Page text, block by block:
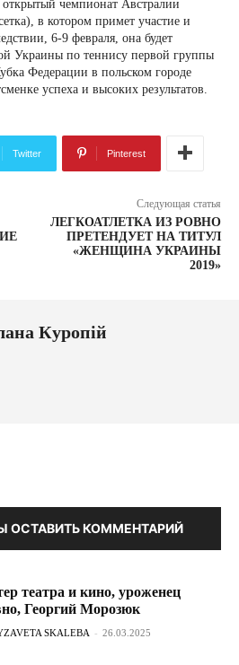
чемпионат Австралии
в котором примет участие и
6-9 февраля, она будет
Украины по теннису первой группы
Федерации в польском городе
успеха и высоких результатов.
Twitter Pinterest
Следующая статья
ЛЕГКОАТЛЕТКА ИЗ РОВНО
ПРЕТЕНДУЕТ НА ТИТУЛ
«ЖЕНЩИНА УКРАИНЫ
2019»
Куропій
ОСТАВИТЬ КОММЕНТАРИЙ
театра и кино, уроженец
Георгий Морозюк
SKALEBA - 26.03.2025